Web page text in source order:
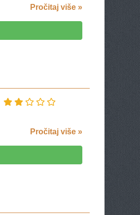
Pročitaj više »
Pročitaj više »